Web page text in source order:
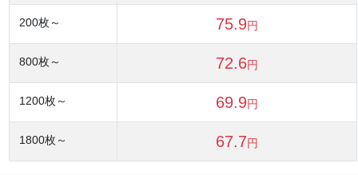
200枚～ 75.9円
800枚～ 72.6円
1200枚～ 69.9円
1800枚～ 67.7円